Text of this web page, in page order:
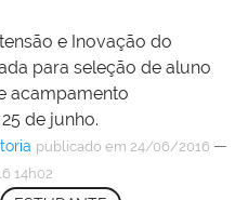
e Inovação do
para seleção de aluno
acampamento
de junho.
publicado em 24/06/2016 —
14h02